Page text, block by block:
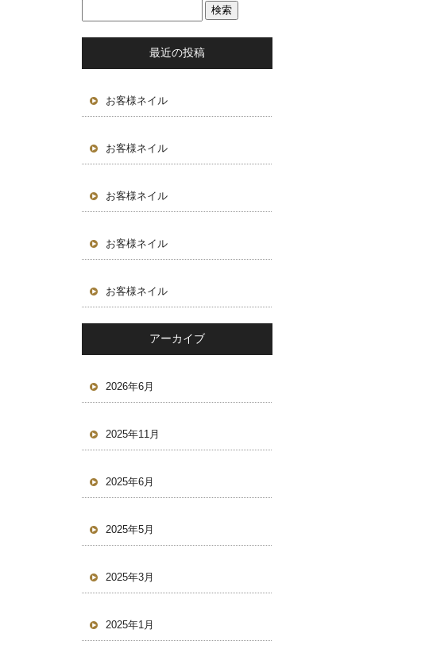
最近の投稿
お客様ネイル
お客様ネイル
お客様ネイル
お客様ネイル
お客様ネイル
アーカイブ
2026年6月
2025年11月
2025年6月
2025年5月
2025年3月
2025年1月